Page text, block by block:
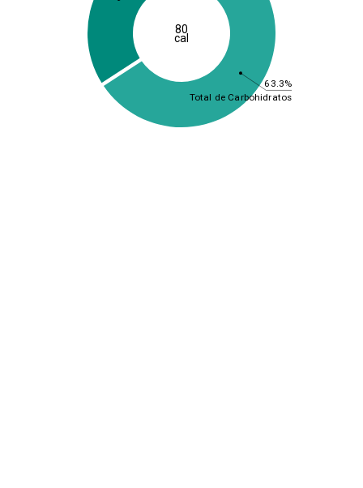
63.3%
Total de Carbohidratos
80
cal